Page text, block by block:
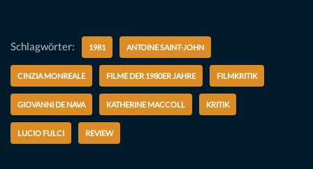
Schlagwörter: 1981 ANTOINE SAINT-JOHN
CINZIA MONREALE FILME DER 1980ER JAHRE FILMKRITIK
GIOVANNI DE NAVA KATHERINE MACCOLL KRITIK
LUCIO FULCI REVIEW